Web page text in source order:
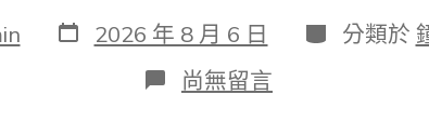
發
表
2026 年 8 月 6 日 分
類
分類於
在
〈若
尚無留言